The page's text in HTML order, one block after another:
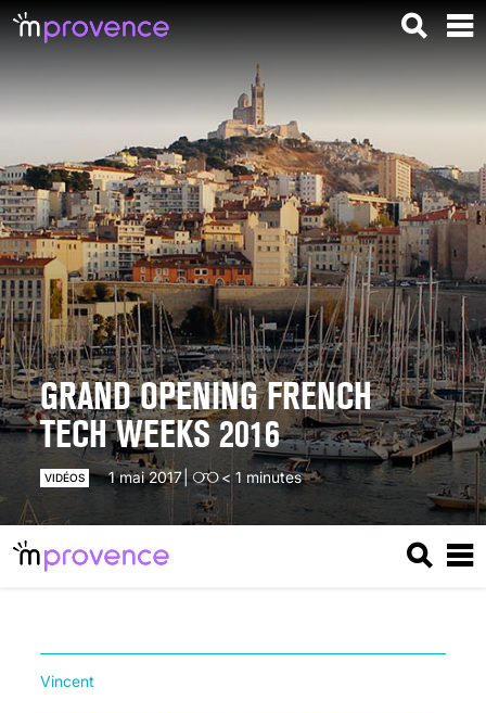
GRAND OPENING FRENCH
TECH WEEKS 2016
VIDÉOS 1 mai 2017 < 1 minutes
Vincent